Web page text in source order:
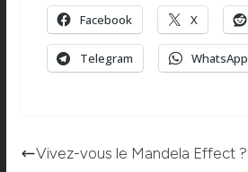
Facebook X
Telegram WhatsApp
Vivez-vous le Mandela Effect ?